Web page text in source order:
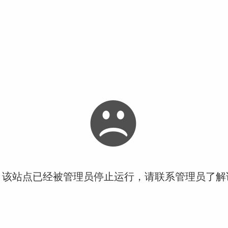
站点已经被管理员停止运行，请联系管理员了